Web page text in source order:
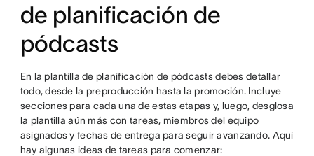
de planificación de
pódcasts
En la plantilla de planificación de pódcasts debes detallar
todo, desde la preproducción hasta la promoción. Incluye
secciones para cada una de estas etapas y, luego, desglosa
la plantilla aún más con tareas, miembros del equipo
asignados y fechas de entrega para seguir avanzando. Aquí
hay algunas ideas de tareas para comenzar: